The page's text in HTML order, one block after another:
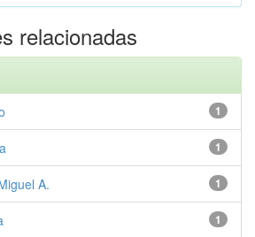
relacionadas
1
1
1
A.
1